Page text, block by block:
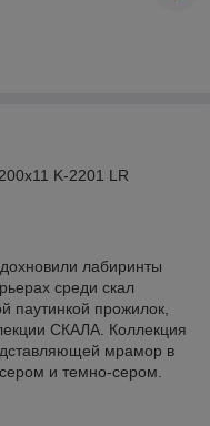
K-2201 LR
лабиринты
среди скал
паутинкой прожилок,
СКАЛА. Коллекция
мрамор в
и темно-сером.